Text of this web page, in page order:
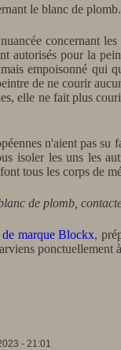
le blanc de plomb.
concernant
autorisés pour la
empoisonné qui
de ne courir
elle ne fait plus
n'aient pas
isoler les uns les
tous les corps de
de plomb,
marque Blockx,
ponctuellement
- 21:01